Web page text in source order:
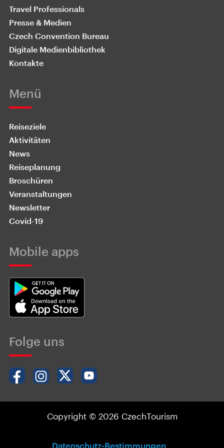
Travel Professionals
Presse & Medien
Czech Convention Bureau
Digitale Medienbibliothek
Kontakte
Menü
Reiseziele
Aktivitäten
News
Reiseplanung
Broschüren
Veranstaltungen
Newsletter
Covid-19
Mobile apps
Folge uns
Copyright © 2026 CzechTourism
Datenschutz-Bestimmungen